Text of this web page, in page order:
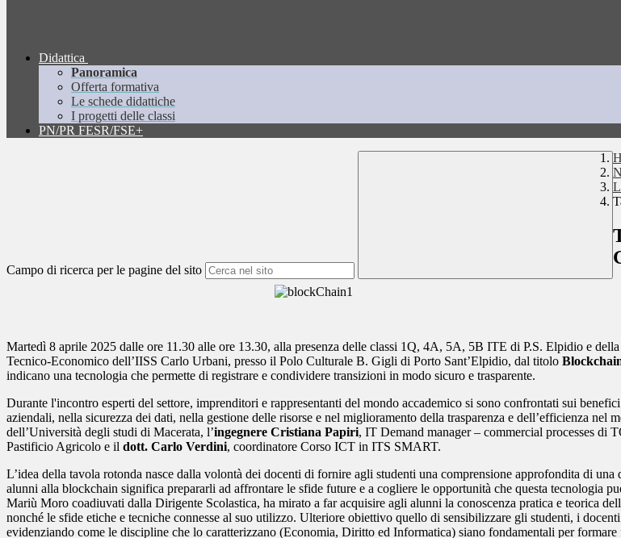
Didattica
Panoramica
Offerta formativa
Le schede didattiche
I progetti delle classi
PN/PR FESR/FSE+
Campo di ricerca per le pagine del sito
Martedì 8 aprile 2025 dalle ore 11.30 alle ore 13.30, alla presenza delle classi 1Q, 4A, 5A, 5B ITE di P.S. Elpidio e
Tecnico-Economico dell’IISS Carlo Urbani, presso il Polo Culturale B. Gigli di Porto Sant’Elpidio, dal titolo
indicano una tecnologia che permette di registrare e condividere transizioni in modo sicuro e trasparente.
Durante l'incontro esperti del settore, imprenditori e rappresentanti del mondo accademico si sono confrontati sui
aziendali, nella sicurezza dei dati, nella gestione delle risorse e nel miglioramento della trasparenza e dell’efficienza nel
dell’Università degli studi di Macerata, l’ingegnere Cristiana Papiri, IT Demand manager – commercial processes di
Pastificio Agricolo e il dott. Carlo Verdini, coordinatore Corso ICT in ITS SMART.
L’idea della tavola rotonda nasce dalla volontà dei docenti di fornire agli studenti una comprensione approfondita di
alunni alla blockchain significa prepararli ad affrontare le sfide future e a cogliere le opportunità che questa tecnologia
Mariù Moro coadiuvati dalla Dirigente Scolastica, ha mirato a far acquisire agli alunni la conoscenza pratica e teorica
nonché le sfide etiche e tecniche connesse al suo utilizzo. Ulteriore obiettivo quello di sensibilizzare gli studenti, i
evidenziando come le discipline che lo caratterizzano (Economia, Diritto ed Informatica) siano fondamentali per